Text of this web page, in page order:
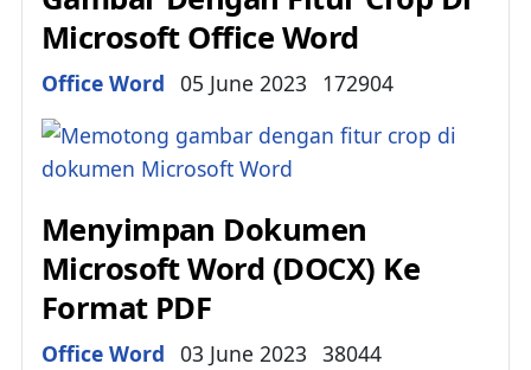
Microsoft Office Word
Details
Office Word 05 June 2023 172904
Menyimpan Dokumen
Microsoft Word (DOCX) Ke
Format PDF
Details
Office Word 03 June 2023 38044